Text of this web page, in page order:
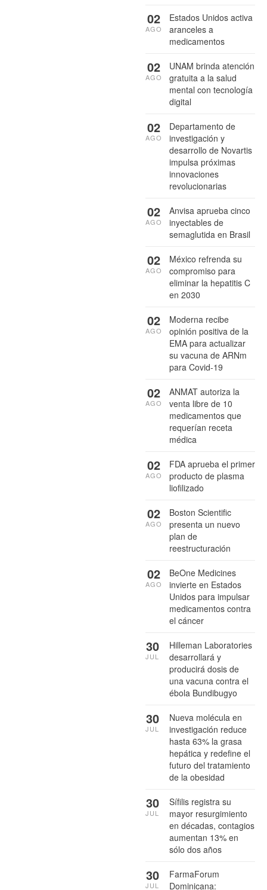
Estados Unidos activa
aranceles a
medicamentos
02
AGO
UNAM brinda atención
gratuita a la salud
mental con tecnología
digital
02
AGO
Departamento de
investigación y
desarrollo de Novartis
impulsa próximas
innovaciones
revolucionarias
02
AGO
Anvisa aprueba cinco
inyectables de
semaglutida en Brasil
02
AGO
México refrenda su
compromiso para
eliminar la hepatitis C
en 2030
02
AGO
Moderna recibe
opinión positiva de la
EMA para actualizar
su vacuna de ARNm
para Covid-19
02
AGO
ANMAT autoriza la
venta libre de 10
medicamentos que
requerían receta
médica
02
AGO
FDA aprueba el primer
producto de plasma
liofilizado
02
AGO
Boston Scientific
presenta un nuevo
plan de
reestructuración
02
AGO
BeOne Medicines
invierte en Estados
Unidos para impulsar
medicamentos contra
el cáncer
02
AGO
Hilleman Laboratories
desarrollará y
producirá dosis de
una vacuna contra el
ébola Bundibugyo
30
JUL
Nueva molécula en
investigación reduce
hasta 63% la grasa
hepática y redefine el
futuro del tratamiento
de la obesidad
30
JUL
Sífilis registra su
mayor resurgimiento
en décadas, contagios
aumentan 13% en
sólo dos años
30
JUL
FarmaForum
Dominicana:
30
JUL